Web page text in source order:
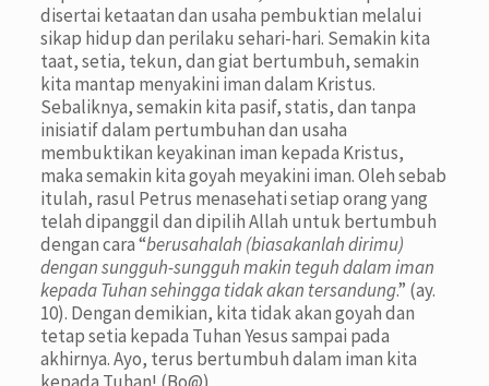
disertai ketaatan dan usaha pembuktian melalui
sikap hidup dan perilaku sehari-hari. Semakin kita
taat, setia, tekun, dan giat bertumbuh, semakin
kita mantap menyakini iman dalam Kristus.
Sebaliknya, semakin kita pasif, statis, dan tanpa
inisiatif dalam pertumbuhan dan usaha
membuktikan keyakinan iman kepada Kristus,
maka semakin kita goyah meyakini iman. Oleh sebab
itulah, rasul Petrus menasehati setiap orang yang
telah dipanggil dan dipilih Allah untuk bertumbuh
dengan cara “berusahalah (biasakanlah dirimu)
dengan sungguh-sungguh makin teguh dalam iman
kepada Tuhan sehingga tidak akan tersandung.” (ay.
10). Dengan demikian, kita tidak akan goyah dan
tetap setia kepada Tuhan Yesus sampai pada
akhirnya. Ayo, terus bertumbuh dalam iman kita